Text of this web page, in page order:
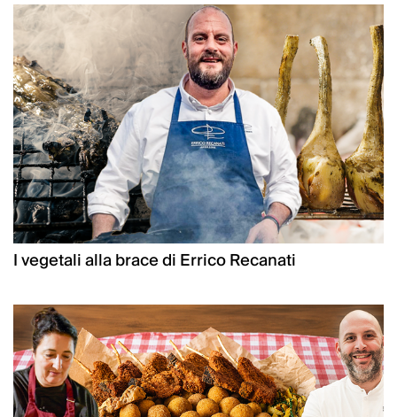
I vegetali alla brace di Errico Recanati